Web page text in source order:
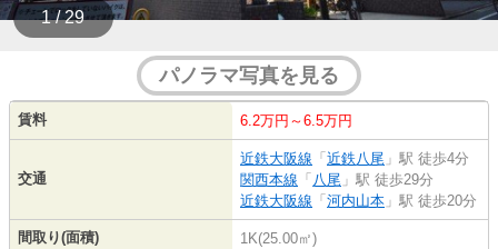
1 / 29
パノラマ写真を見る
賃料 6.2万円～6.5万円
交通
近鉄大阪線 「 近鉄八尾 」駅 徒歩4分
関西本線 「 八尾 」駅 徒歩29分
近鉄大阪線 「 河内山本 」駅 徒歩20分
間取り(面積) 1K(25.00㎡)